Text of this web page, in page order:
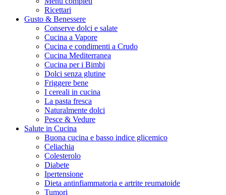
Ricettari
Gusto & Benessere
Conserve dolci e salate
Cucina a Vapore
Cucina e condimenti a Crudo
Cucina Mediterranea
Cucina per i Bimbi
Dolci senza glutine
Friggere bene
I cereali in cucina
La pasta fresca
Naturalmente dolci
Pesce & Vedure
Salute in Cucina
Buona cucina e basso indice glicemico
Celiachia
Colesterolo
Diabete
Ipertensione
Dieta antinfiammatoria e artrite reumatoide
Tumori